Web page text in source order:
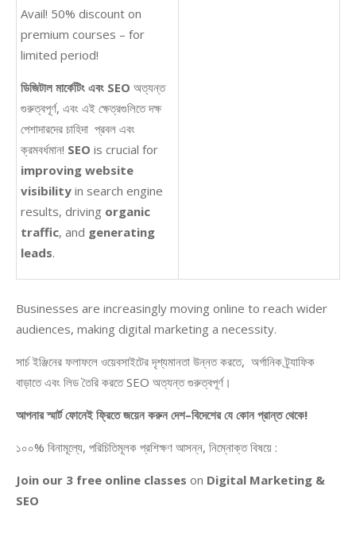
Avail! 50% discount on
premium courses – for
limited period!
ডিজিটাল মার্কেটিং এবং SEO অত্যন্ত
গুরুত্বপূর্ণ, এবং এই ক্ষেত্রগুলিতে দক্ষ
পেশাদারদের চাহিদা প্রবল এবং
ক্রমবর্ধমান! SEO is crucial for
improving website
visibility in search engine
results, driving organic
traffic, and generating
leads.
Businesses are increasingly moving online to reach wider
audiences, making digital marketing a necessity.
সার্চ ইঞ্জিনের ফলাফলে ওয়েবসাইটের দৃশ্যমানতা উন্নত করতে, অর্গানিক ট্র্যাফিক
বাড়াতে এবং লিড তৈরি করতে SEO অত্যন্ত গুরুত্বপূর্ণ।
আপনার স্মার্ট ফোনেই ফ্রিতে জয়েন করুন দেশ–বিদেশের যে কোন প্রান্ত থেকে!
১০০% বিনামূল্যে, পরিচিতিমূলক প্রশিক্ষণ আসন্ন, নিম্নোক্ত বিষয়ে :
Join our 3 free online classes on Digital Marketing &
SEO